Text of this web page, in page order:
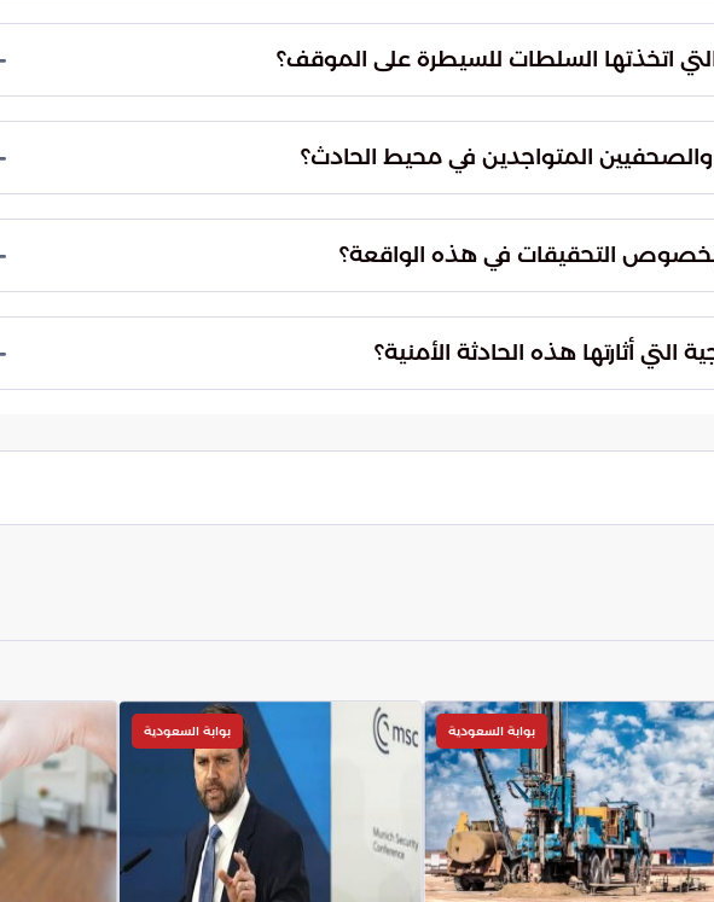
ذلك، تم تفعيل بروتوكولات الحماية المخصصة للشخصيات الرفيعة
وسلامته.
اتخذتها السلطات للسيطرة على الموقف؟
لجهاز الخدمة السرية. كما تم تمشيط المنطقة بشكل دقيق وجمع
الكامنة وراء هذا الهجوم.
المتواجدين في محيط الحادث؟
خلف سواتر آمنة لتجنب الرصاص المتطاير، مما يعكس مستوى الجدية
الأمنية مع الثغرة.
التحقيقات في هذه الواقعة؟
بإعلان نتائج التحقيقات فور الانتهاء من جمع كافة الاستدلالات
مسرح الجريمة.
التي أثارتها هذه الحادثة الأمنية؟
تمثل قلب صناعة القرار.
بوابة السعودية بوابة السعودية